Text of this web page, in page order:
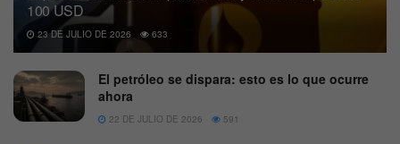
100 USD
23 DE JULIO DE 2026 633
El petróleo se dispara: esto es lo que ocurre
ahora
22 DE JULIO DE 2026 591